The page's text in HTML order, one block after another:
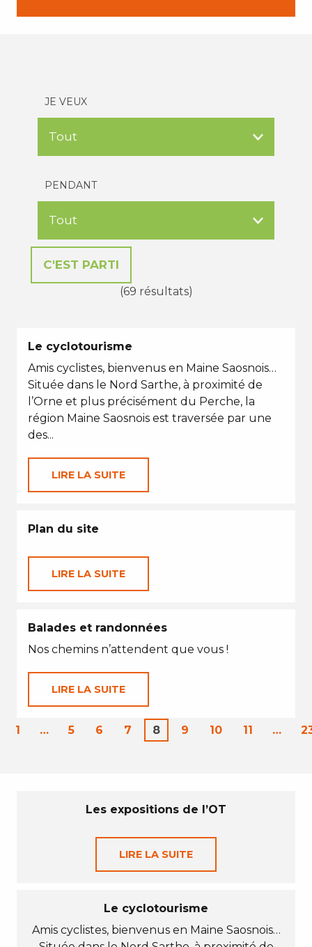
JE VEUX
PENDANT
(69 résultats)
Le cyclotourisme
Amis cyclistes, bienvenus en Maine Saosnois…
Située dans le Nord Sarthe, à proximité de
l’Orne et plus précisément du Perche, la
région Maine Saosnois est traversée par une
des...
LIRE LA SUITE
Plan du site
LIRE LA SUITE
Balades et randonnées
Nos chemins n’attendent que vous !
LIRE LA SUITE
1 … 5 6 7 8 9 10 11 …
Les expositions de l’OT
LIRE LA SUITE
Le cyclotourisme
Amis cyclistes, bienvenus en Maine Saosnois…